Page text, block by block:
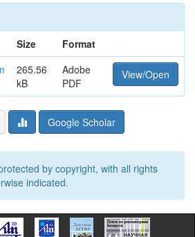
Size
Format
265.56
kB
Adobe
PDF
View/Open
Google Scholar
by copyright, with all rights
indicated.